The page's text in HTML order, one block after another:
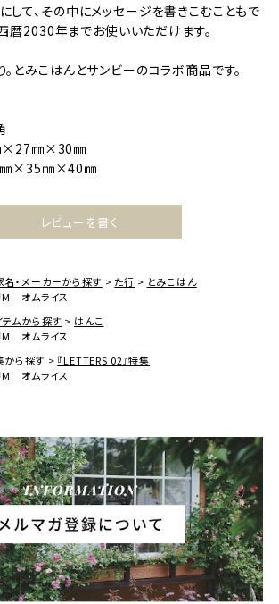
して、その中にメッセージを書きこむこともで
暦2030年までお使いいただけます。
とみこはんとサンビーのコラボ商品です。
×27㎜×30㎜
㎜×35㎜×40㎜
レビューを書く
名・メーカーから探す た行
とみこはん
M オムライス
テムから探す
はんこ
M オムライス
から探す
『LETTERS 02』特集
M オムライス